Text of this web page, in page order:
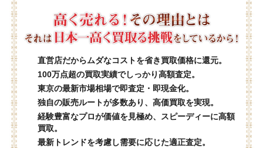
直営店だからムダなコストを省き買取価格に還元。
100万点超の買取実績でしっかり高額査定。
東京の最新市場相場で即査定・即現金化。
独自の販売ルートが多数あり、高価買取を実現。
経験豊富なプロが価値を見極め、スピーディーに高額
買取。
最新トレンドを考慮し需要に応じた適正査定。